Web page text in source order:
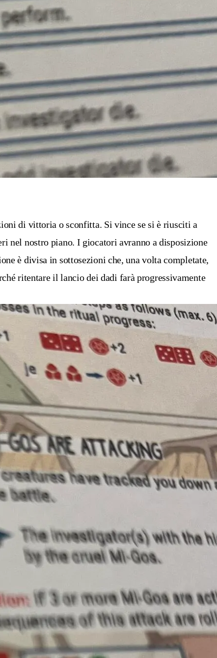
di vittoria o sconfitta. Si vince se si è riusciti a
nel nostro piano. I giocatori avranno a disposizione
è divisa in sottosezioni che, una volta completate,
ritentare il lancio dei dadi farà progressivamente